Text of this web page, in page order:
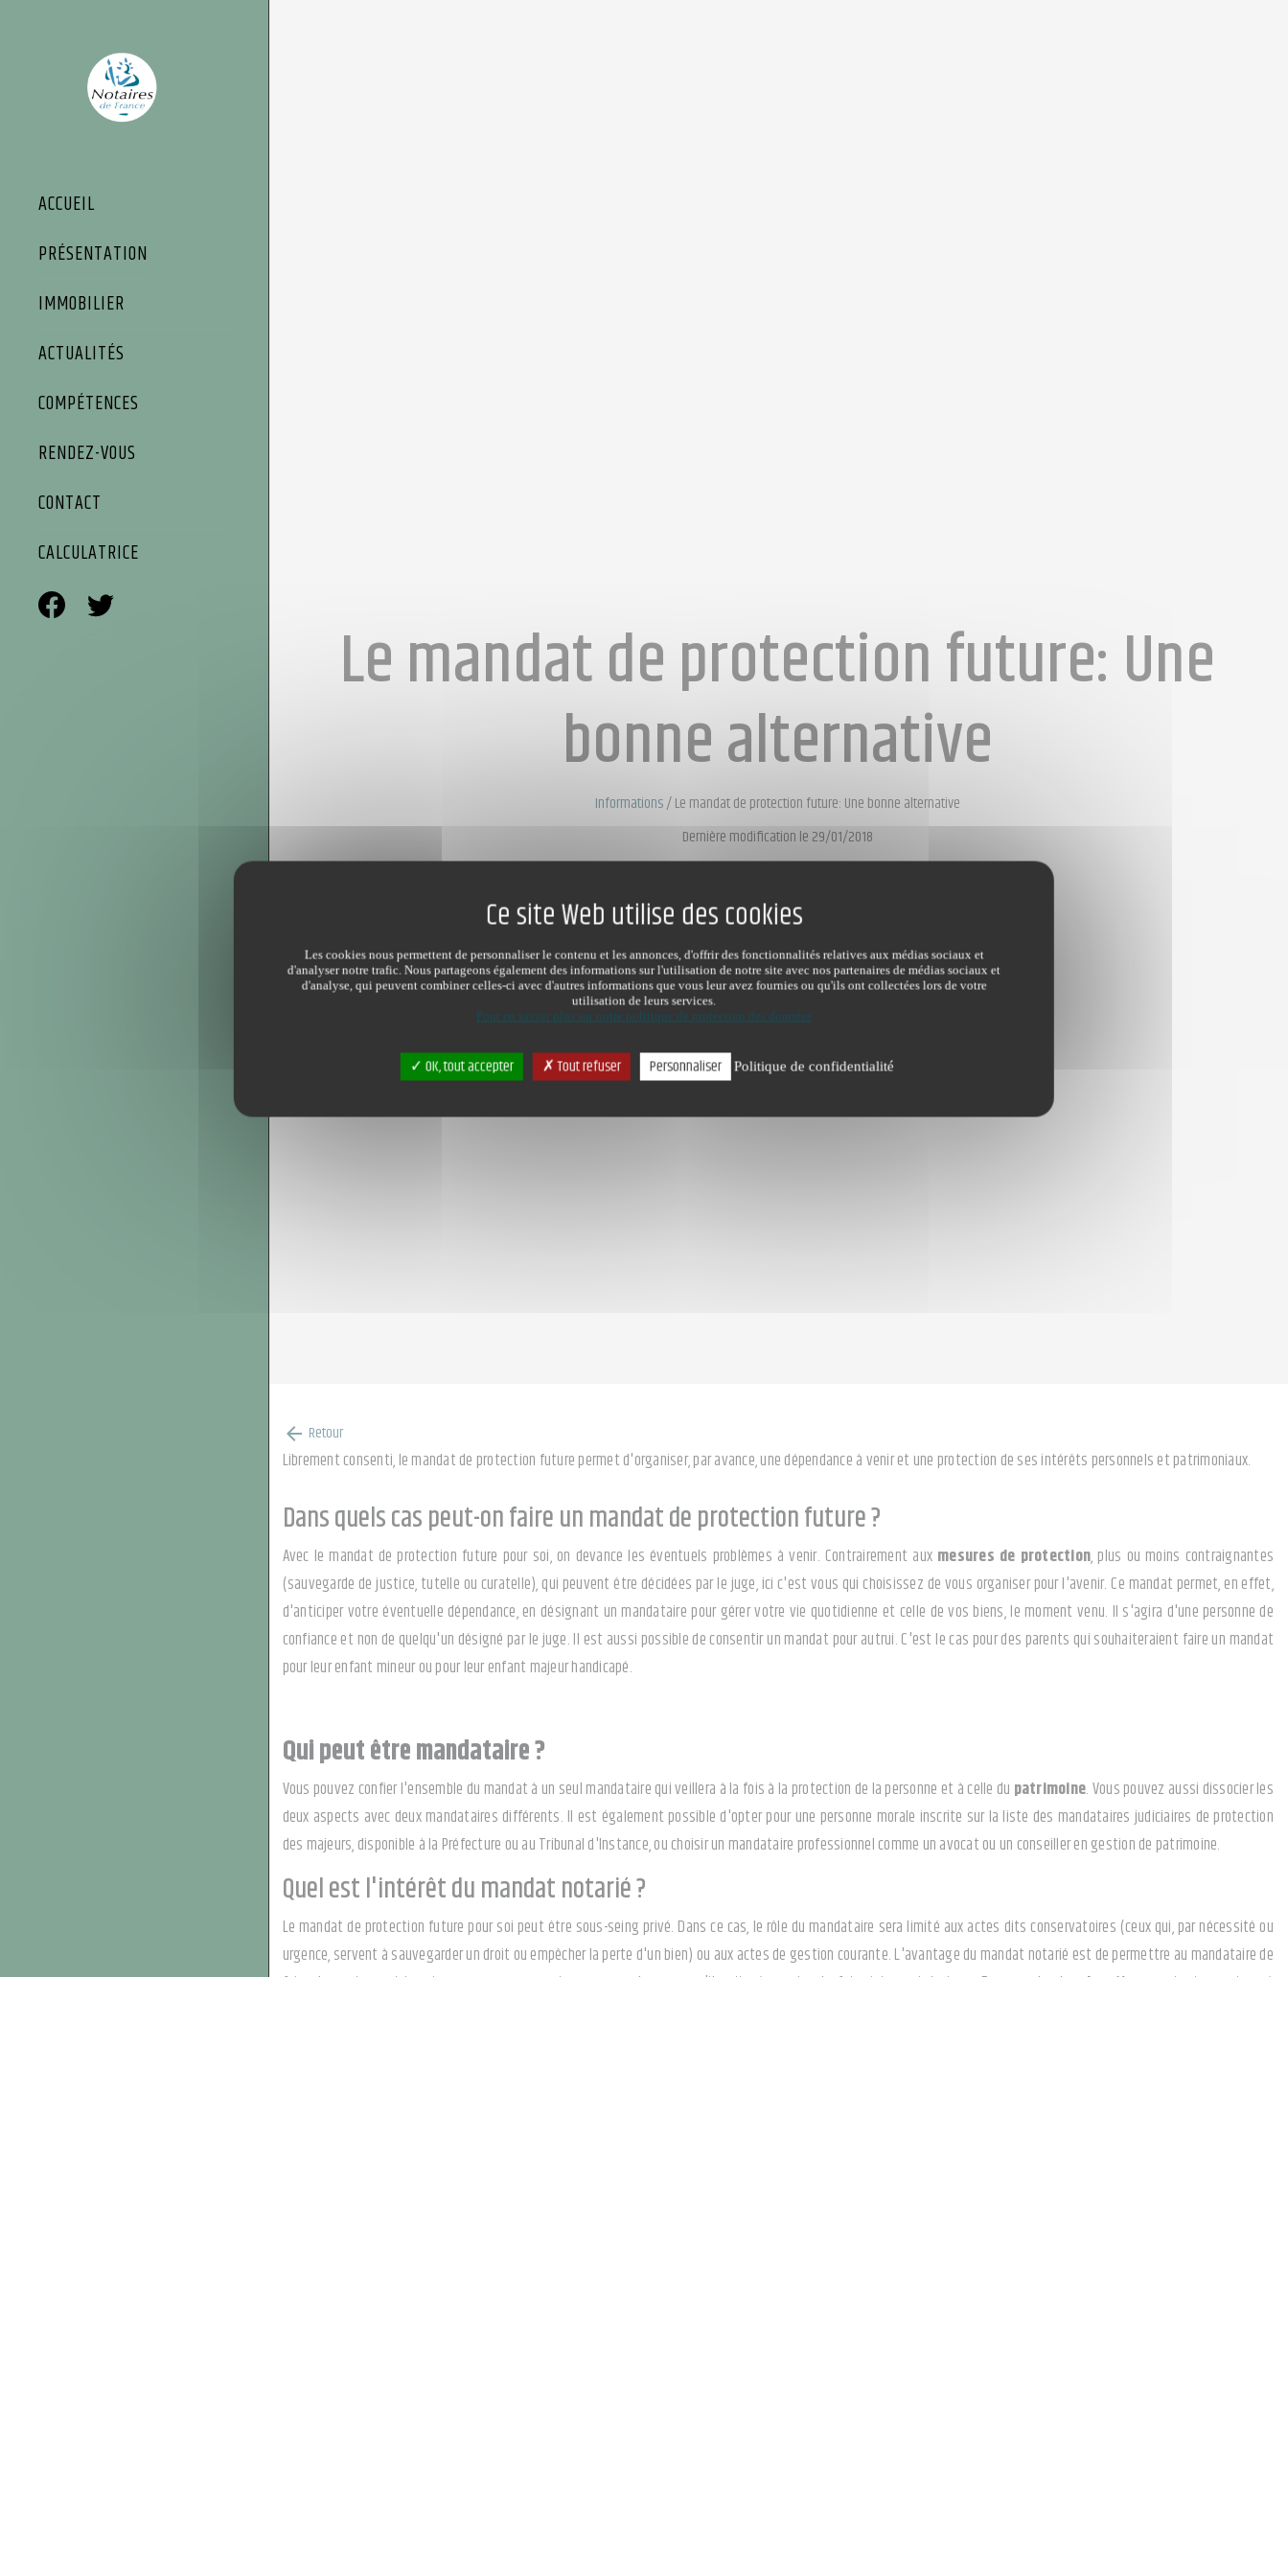
ACCUEIL
PRÉSENTATION
IMMOBILIER
ACTUALITÉS
COMPÉTENCES
RENDEZ-VOUS
CONTACT
CALCULATRICE
Le mandat de protection future: Une
bonne alternative
Informations/Le mandat de protection future: Une bonne alternative
Dernière modification le 29/01/2018
arrow_back Retour
Librement consenti, le mandat de protection future permet d'organiser, par avance, une dépendance à venir et une protection de ses intérêts personnels et patrimoniaux.
Dans quels cas peut-on faire un mandat de protection future ?
Avec le mandat de protection future pour soi, on devance les éventuels problèmes à venir. Contrairement aux mesures de protection, plus ou moins contraignantes
(sauvegarde de justice, tutelle ou curatelle), qui peuvent être décidées par le juge, ici c'est vous qui choisissez de vous organiser pour l'avenir. Ce mandat permet, en effet,
d'anticiper votre éventuelle dépendance, en désignant un mandataire pour gérer votre vie quotidienne et celle de vos biens, le moment venu. Il s'agira d'une personne de
confiance et non de quelqu'un désigné par le juge. Il est aussi possible de consentir un mandat pour autrui. C'est le cas pour des parents qui souhaiteraient faire un mandat
pour leur enfant mineur ou pour leur enfant majeur handicapé.
Qui peut être mandataire ?
Vous pouvez confier l'ensemble du mandat à un seul mandataire qui veillera à la fois à la protection de la personne et à celle du patrimoine. Vous pouvez aussi dissocier les
deux aspects avec deux mandataires différents. Il est également possible d'opter pour une personne morale inscrite sur la liste des mandataires judiciaires de protection
des majeurs, disponible à la Préfecture ou au Tribunal d'Instance, ou choisir un mandataire professionnel comme un avocat ou un conseiller en gestion de patrimoine.
Quel est l'intérêt du mandat notarié ?
Le mandat de protection future pour soi peut être sous-seing privé. Dans ce cas, le rôle du mandataire sera limité aux actes dits conservatoires (ceux qui, par nécessité ou
urgence, servent à sauvegarder un droit ou empêcher la perte d'un bien) ou aux actes de gestion courante. L'avantage du mandat notarié est de permettre au mandataire de
faire des actes patrimoniaux, comme une vente par exemple, sans qu'il soit nécessaire de faire intervenir le juge. En revanche, les
donations
restent soumises à
Les cookies nous permettent de personnaliser le contenu et les annonces, d'offrir des fonctionnalités relatives aux médias sociaux et
d'analyser notre trafic. Nous partageons également des informations sur l'utilisation de notre site avec nos partenaires de médias sociaux et
d'analyse, qui peuvent combiner celles-ci avec d'autres informations que vous leur avez fournies ou qu'ils ont collectées lors de votre
utilisation de leurs services.
Pour en savoir plus sur notre politique de protection des données
OK, tout accepter Tout refuser Personnaliser Politique de confidentialité